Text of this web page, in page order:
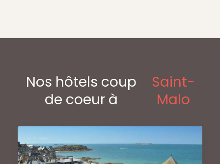
Nos hôtels coup
de coeur à
Saint-
Malo